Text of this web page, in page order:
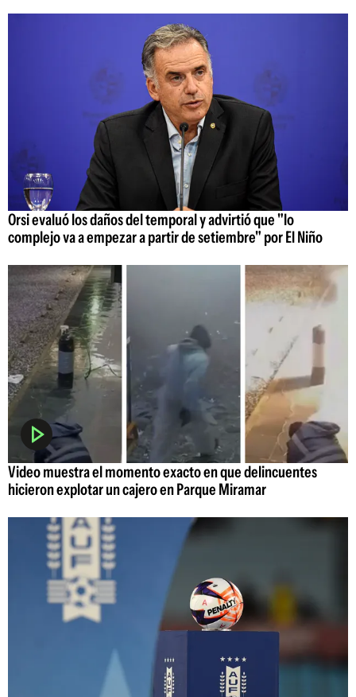
Orsi evaluó los daños del temporal y advirtió que "lo
complejo va a empezar a partir de setiembre" por El Niño
Video muestra el momento exacto en que delincuentes
hicieron explotar un cajero en Parque Miramar